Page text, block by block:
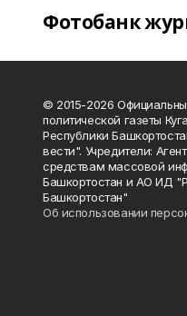
Фотобанк
© 2015-2026
политической газеты
Республики
вести". Учредители:
средствам массовой
Башкортостан и АО ИД
Башкортостан"
Об использовании